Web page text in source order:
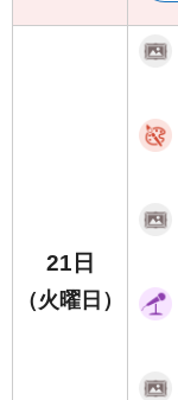
21日
（火曜日）